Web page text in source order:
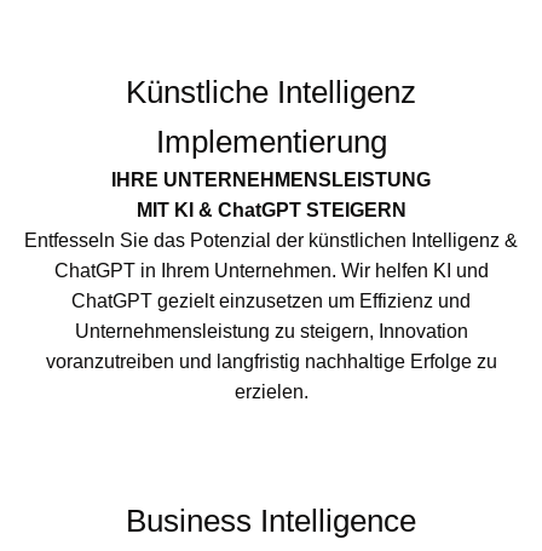
Künstliche Intelligenz
Implementierung
IHRE UNTERNEHMENSLEISTUNG
MIT KI & ChatGPT STEIGERN
Entfesseln Sie das Potenzial der künstlichen Intelligenz &
ChatGPT in Ihrem Unternehmen. Wir helfen KI und
ChatGPT gezielt einzusetzen um Effizienz und
Unternehmensleistung zu steigern, Innovation
voranzutreiben und langfristig nachhaltige Erfolge zu
erzielen.
Business Intelligence